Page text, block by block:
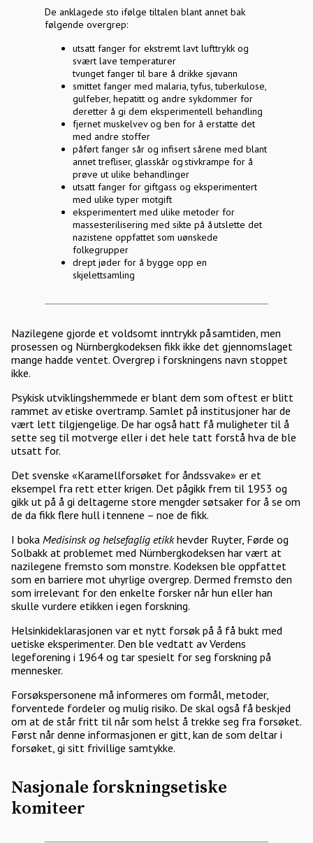
De anklagede sto ifølge tiltalen blant annet bak
følgende overgrep:
utsatt fanger for ekstremt lavt lufttrykk og
svært lave temperaturer
tvunget fanger til bare å drikke sjøvann
smittet fanger med malaria, tyfus, tuberkulose,
gulfeber, hepatitt og andre sykdommer for
deretter å gi dem eksperimentell behandling
fjernet muskelvev og ben for å erstatte det
med andre stoffer
påført fanger sår og infisert sårene med blant
annet trefliser, glasskår og stivkrampe for å
prøve ut ulike behandlinger
utsatt fanger for giftgass og eksperimentert
med ulike typer motgift
eksperimentert med ulike metoder for
massesterilisering med sikte på å utslette det
nazistene oppfattet som uønskede
folkegrupper
drept jøder for å bygge opp en
skjelettsamling
Nazilegene gjorde et voldsomt inntrykk på samtiden, men
prosessen og Nürnbergkodeksen fikk ikke det gjennomslaget
mange hadde ventet. Overgrep i forskningens navn stoppet
ikke.
Psykisk utviklingshemmede er blant dem som oftest er blitt
rammet av etiske overtramp. Samlet på institusjoner har de
vært lett tilgjengelige. De har også hatt få muligheter til å
sette seg til motverge eller i det hele tatt forstå hva de ble
utsatt for.
Det svenske «Karamellforsøket for åndssvake» er et
eksempel fra rett etter krigen. Det pågikk frem til 1953 og
gikk ut på å gi deltagerne store mengder søtsaker for å se om
de da fikk flere hull i tennene – noe de fikk.
I boka Medisinsk og helsefaglig etikkhevder Ruyter, Førde og
Solbakk at problemet med Nürnbergkodeksen har vært at
nazilegene fremsto som monstre. Kodeksen ble oppfattet
som en barriere mot uhyrlige overgrep. Dermed fremsto den
som irrelevant for den enkelte forsker når hun eller han
skulle vurdere etikken i egen forskning.
Helsinkideklarasjonen var et nytt forsøk på å få bukt med
uetiske eksperimenter. Den ble vedtatt av Verdens
legeforening i 1964 og tar spesielt for seg forskning på
mennesker.
Forsøkspersonene må informeres om formål, metoder,
forventede fordeler og mulig risiko. De skal også få beskjed
om at de står fritt til når som helst å trekke seg fra forsøket.
Først når denne informasjonen er gitt, kan de som deltar i
forsøket, gi sitt frivillige samtykke.
Nasjonale forskningsetiske
komiteer